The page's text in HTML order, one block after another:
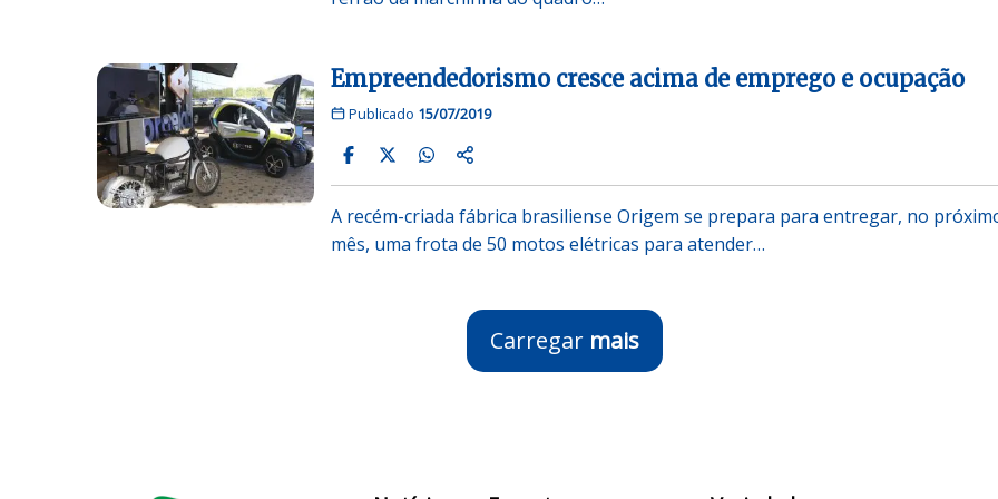
Empreendedorismo cresce acima de emprego e ocupação
Publicado 15/07/2019
A recém-criada fábrica brasiliense Origem se prepara para entregar, no
mês, uma frota de 50 motos elétricas para atender…
Carregar mais